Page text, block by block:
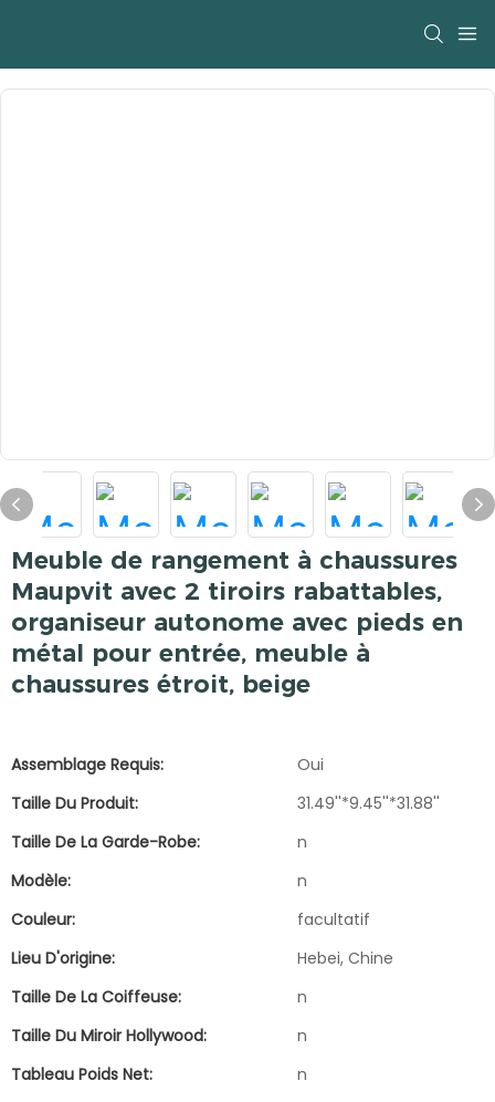
Meuble de rangement à chaussures
Maupvit avec 2 tiroirs rabattables,
organiseur autonome avec pieds en
métal pour entrée, meuble à
chaussures étroit, beige
Assemblage Requis:
Oui
Taille Du Produit:
31.49''*9.45''*31.88''
Taille De La Garde-Robe:
n
Modèle:
n
Couleur:
facultatif
Lieu D'origine:
Hebei, Chine
Taille De La Coiffeuse:
n
Taille Du Miroir Hollywood:
n
Tableau Poids Net:
n